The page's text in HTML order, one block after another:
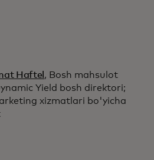
Haftel , Bosh mahsulot
Yield bosh direktori;
xizmatlari bo'yicha